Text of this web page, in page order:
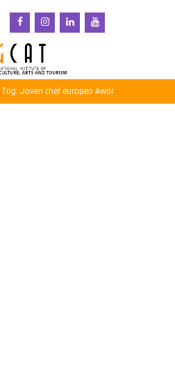
Tag: Joven chef europeo Awar